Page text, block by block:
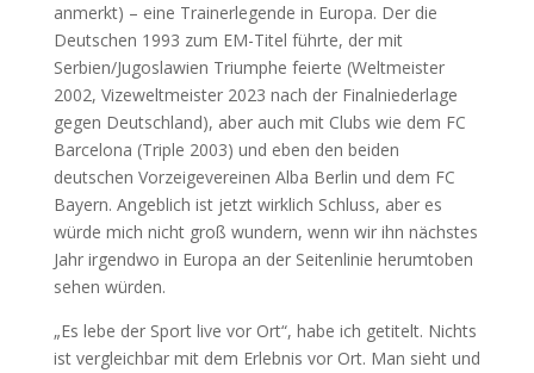
anmerkt) – eine Trainerlegende in Europa. Der die
Deutschen 1993 zum EM-Titel führte, der mit
Serbien/Jugoslawien Triumphe feierte (Weltmeister
2002, Vizeweltmeister 2023 nach der Finalniederlage
gegen Deutschland), aber auch mit Clubs wie dem FC
Barcelona (Triple 2003) und eben den beiden
deutschen Vorzeigevereinen Alba Berlin und dem FC
Bayern. Angeblich ist jetzt wirklich Schluss, aber es
würde mich nicht groß wundern, wenn wir ihn nächstes
Jahr irgendwo in Europa an der Seitenlinie herumtoben
sehen würden.
„Es lebe der Sport live vor Ort“, habe ich getitelt. Nichts
ist vergleichbar mit dem Erlebnis vor Ort. Man sieht und